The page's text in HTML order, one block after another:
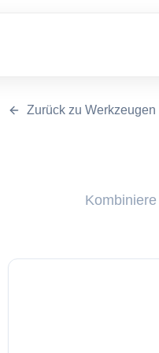
Zurück zu Werkzeugen